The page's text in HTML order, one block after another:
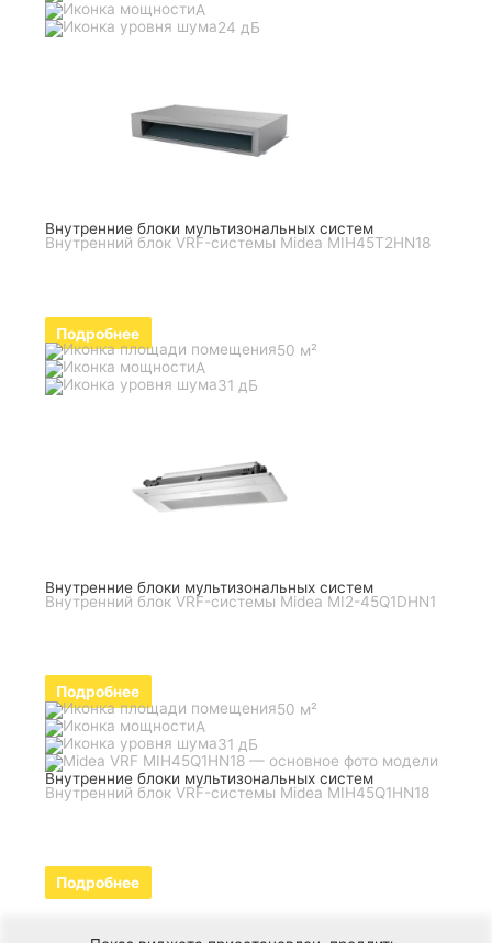
A
24 дБ
Внутренние блоки мультизональных систем
Внутренний блок VRF-системы Midea MIH45T2HN18
Подробнее
50 м²
A
31 дБ
Внутренние блоки мультизональных систем
Внутренний блок VRF-системы Midea MI2-45Q1DHN1
Подробнее
50 м²
A
31 дБ
Внутренние блоки мультизональных систем
Внутренний блок VRF-системы Midea MIH45Q1HN18
Подробнее